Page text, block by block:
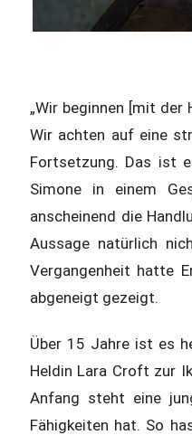
„Wir beginnen [mit der
Wir achten auf eine
Fortsetzung. Das ist
Simone in einem
anscheinend die
Aussage natürlich
Vergangenheit hatte
abgeneigt gezeigt.
Über 15 Jahre ist es
Heldin Lara Croft zur
Anfang steht eine
Fähigkeiten hat. So